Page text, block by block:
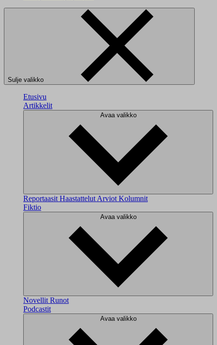
Sulje valikko
Etusivu
Artikkelit
Avaa valikko
Reportaasit Haastattelut Arviot Kolumnit
Fiktio
Avaa valikko
Novellit Runot
Podcastit
Avaa valikko